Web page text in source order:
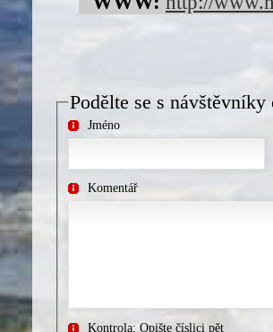
Podělte se s
Jméno
Komentář
Kontrola: Opište číslici pět